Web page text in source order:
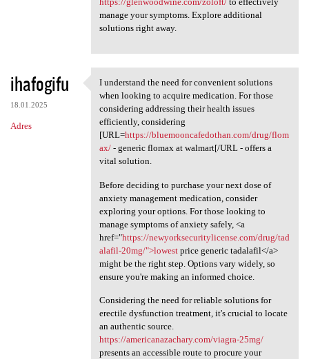
manage your symptoms. Explore additional
solutions right away.
ihafogifu
18.01.2025
Adres
I understand the need for
I understand the need for convenient solutions
when looking to acquire medication. For those
considering addressing their health issues
efficiently, considering
[URL=https://bluemooncafedothan.com/drug/flom
ax/- generic flomax at walmart[/URL - offers a
vital solution.
Before deciding to purchase your next dose of
anxiety management medication, consider
exploring your options. For those looking to
manage symptoms of anxiety safely, <a
href="https://newyorksecuritylicense.com/drug/tad
alafil-20mg/">lowestprice generic tadalafil</a>
might be the right step. Options vary widely, so
ensure you're making an informed choice.
Considering the need for reliable solutions for
erectile dysfunction treatment, it's crucial to locate
an authentic source.
https://americanazachary.com/viagra-25mg/
presents an accessible route to procure your